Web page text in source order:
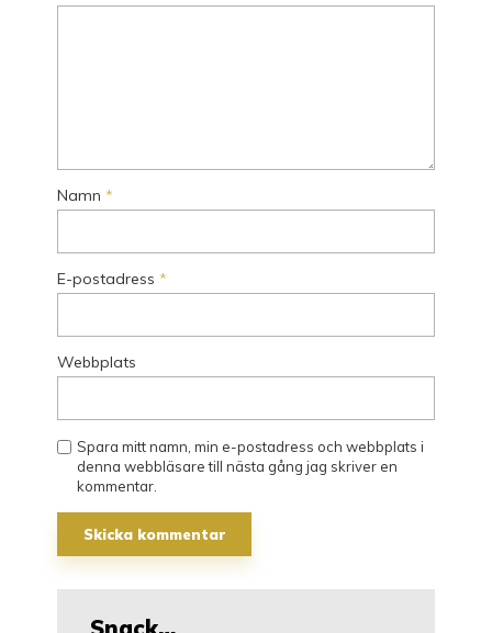
Namn *
E-postadress *
Webbplats
Spara mitt namn, min e-postadress och webbplats i
denna webbläsare till nästa gång jag skriver en
kommentar.